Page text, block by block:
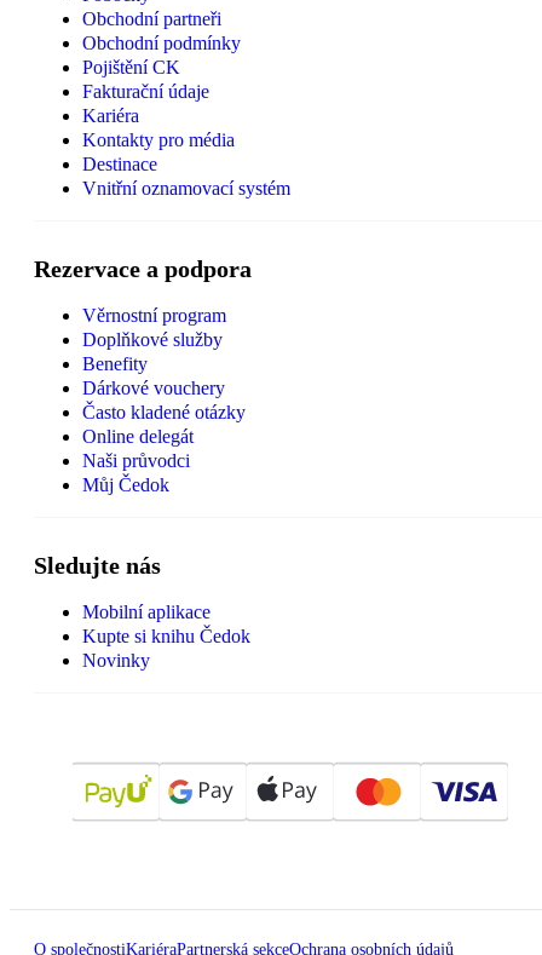
Obchodní partneři
Obchodní podmínky
Pojištění CK
Fakturační údaje
Kariéra
Kontakty pro média
Destinace
Vnitřní oznamovací systém
Rezervace a podpora
Věrnostní program
Doplňkové služby
Benefity
Dárkové vouchery
Často kladené otázky
Online delegát
Naši průvodci
Můj Čedok
Sledujte nás
Mobilní aplikace
Kupte si knihu Čedok
Novinky
O společnostiKariéraPartnerská sekceOchrana osobních údajů